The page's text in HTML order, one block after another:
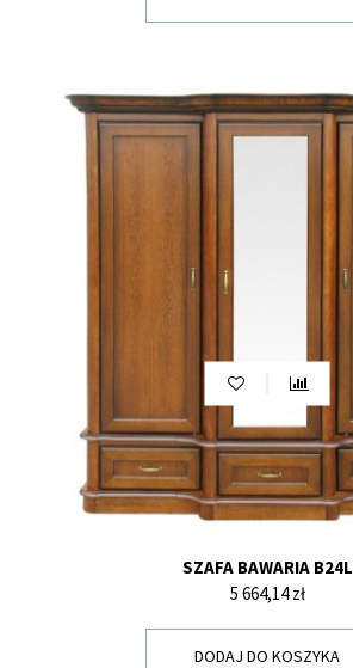
SZAFA BAWARIA B24L
Cena
5 664,14 zł
DODAJ DO KOSZYKA